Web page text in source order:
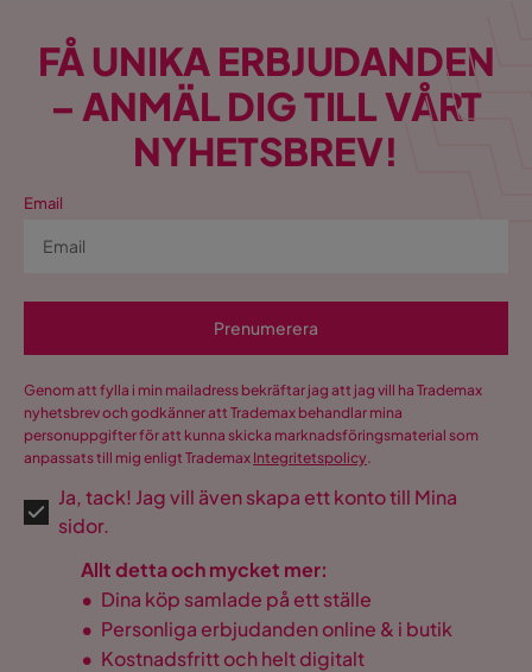
FÅ UNIKA ERBJUDANDEN
– ANMÄL DIG TILL VÅRT
NYHETSBREV!
Email
Prenumerera
Genom att fylla i min mailadress bekräftar jag att jag vill ha Trademax
nyhetsbrev och godkänner att Trademax behandlar mina
personuppgifter för att kunna skicka marknadsföringsmaterial som
anpassats till mig enligt Trademax Integritetspolicy.
Ja, tack! Jag vill även skapa ett konto till Mina
sidor.
Allt detta och mycket mer:
• Dina köp samlade på ett ställe
• Personliga erbjudanden online & i butik
• Kostnadsfritt och helt digitalt